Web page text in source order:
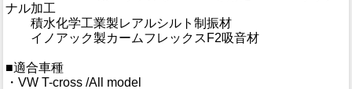
ナル加工
積水化学工業製レアルシルト制振材
イノアック製カームフレックスF2吸音材
■適合車種
・VW T-cross /All model